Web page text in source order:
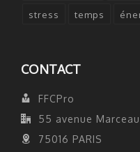
stress temps
CONTACT
FFCPro
55 avenue Marceau
75016 PARIS